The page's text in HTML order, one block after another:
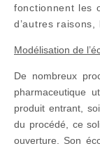
fonctionnent les
d’autres raisons,
Modélisation de
De nombreux
pharmaceutique
produit entrant,
du procédé, ce
ouverture. Son